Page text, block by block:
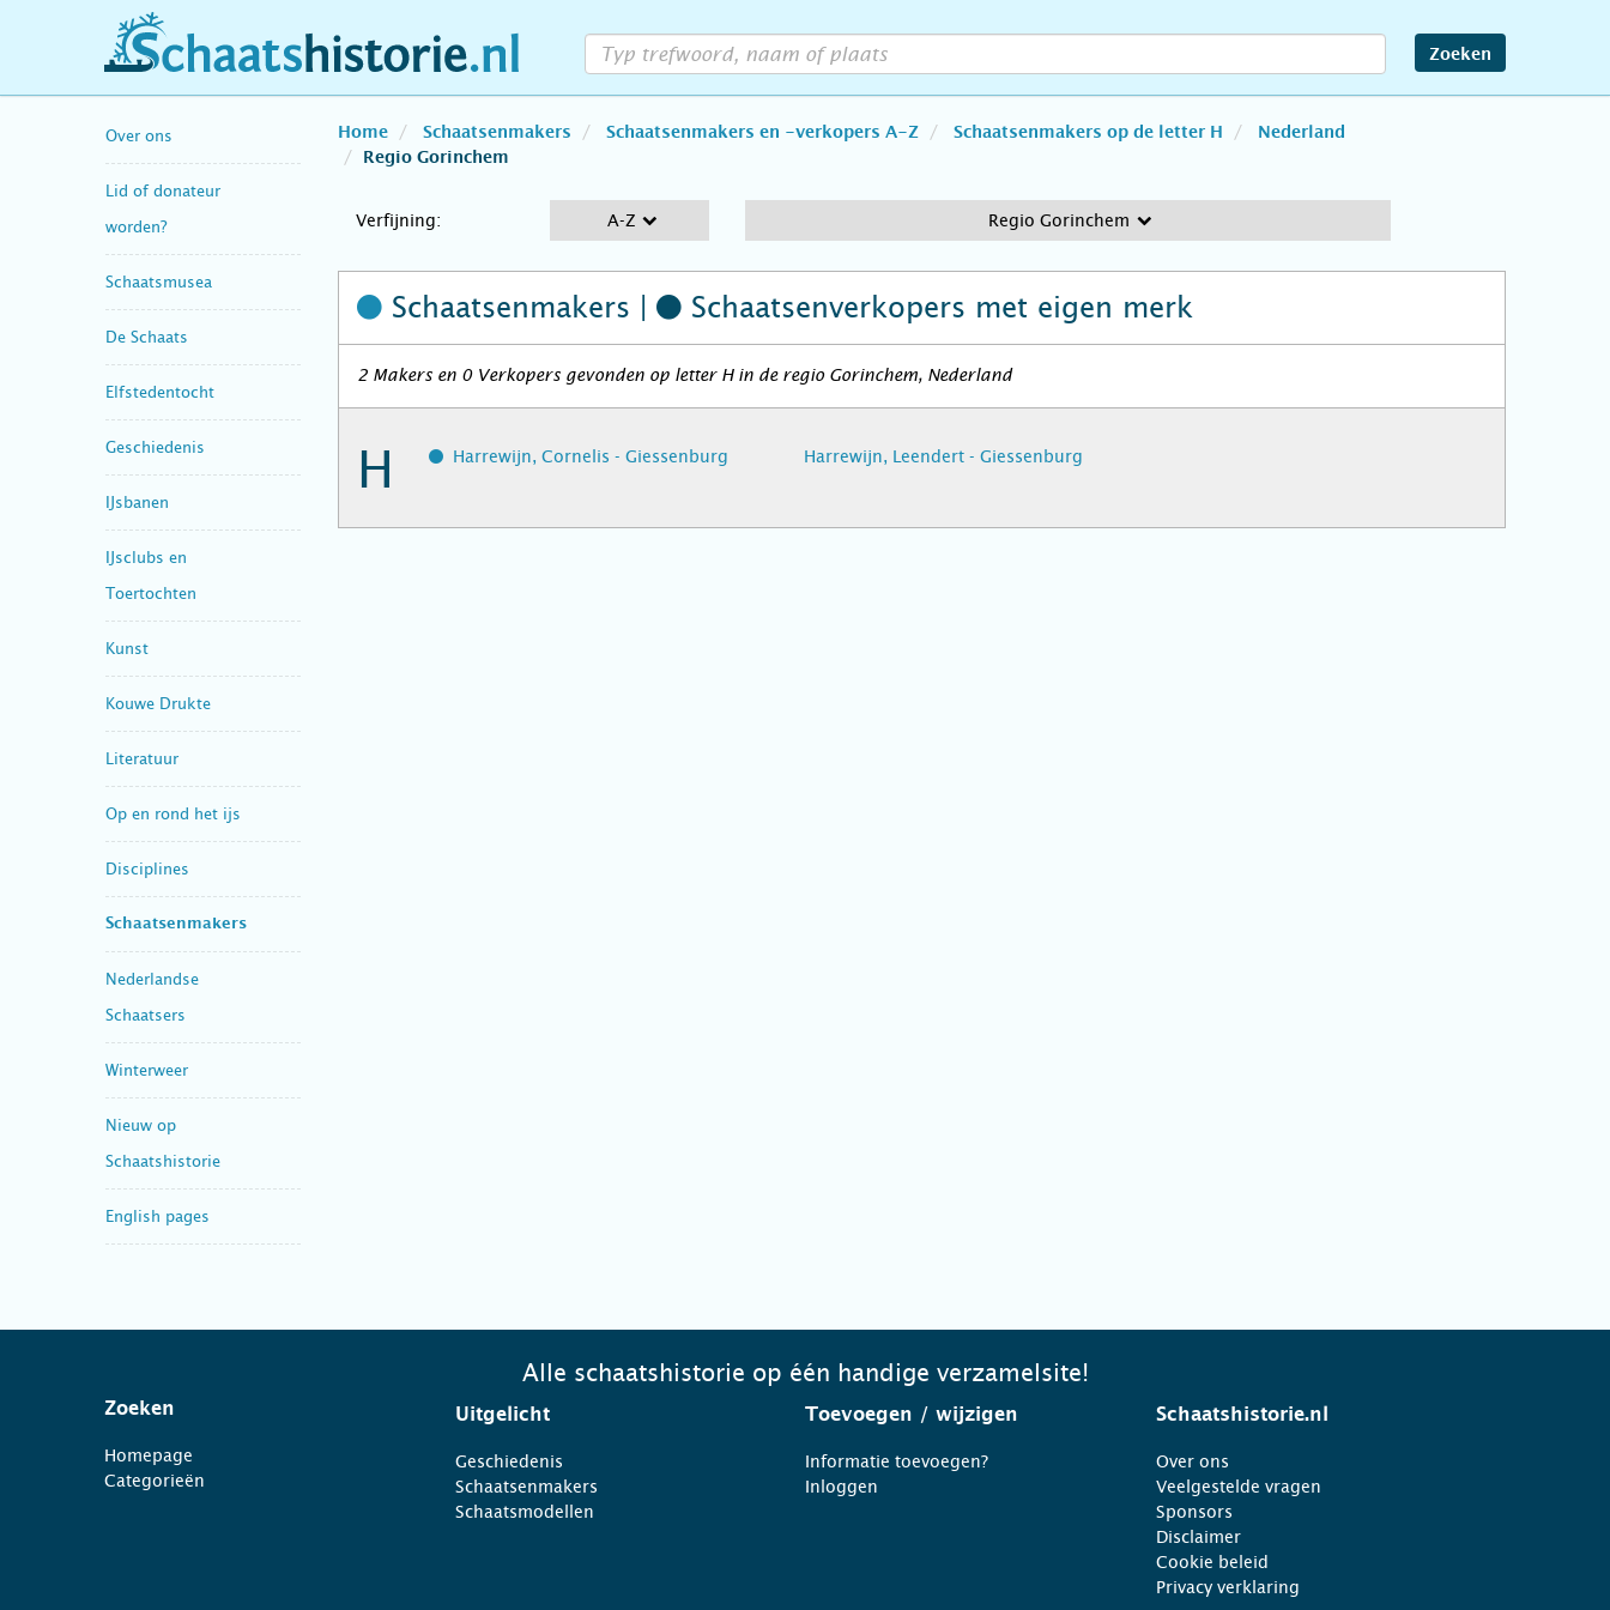
schaatshistorie.nl Zoeken
Over ons
Lid of donateur
worden?
Schaatsmusea
De Schaats
Elfstedentocht
Geschiedenis
IJsbanen
IJsclubs en
Toertochten
Kunst
Kouwe Drukte
Literatuur
Op en rond het ijs
Disciplines
Schaatsenmakers
Nederlandse
Schaatsers
Winterweer
Nieuw op
Schaatshistorie
English pages
Home Schaatsenmakers Schaatsenmakers en -verkopers A-Z Schaatsenmakers op de letter H
Nederland
Regio Gorinchem
Verfijning: A-Z Regio Gorinchem
Schaatsenmakers | Schaatsenverkopers met eigen merk
2 Makers en 0 Verkopers gevonden op letter H in de regio Gorinchem, Nederland
H Harrewijn, Cornelis - Giessenburg Harrewijn, Leendert - Giessenburg
Alle schaatshistorie op één handige verzamelsite!
Zoeken
Homepage
Categorieën
Uitgelicht
Geschiedenis
Schaatsenmakers
Schaatsmodellen
Toevoegen / wijzigen
Informatie toevoegen?
Inloggen
Schaatshistorie.nl
Over ons
Veelgestelde vragen
Sponsors
Disclaimer
Cookie beleid
Privacy verklaring